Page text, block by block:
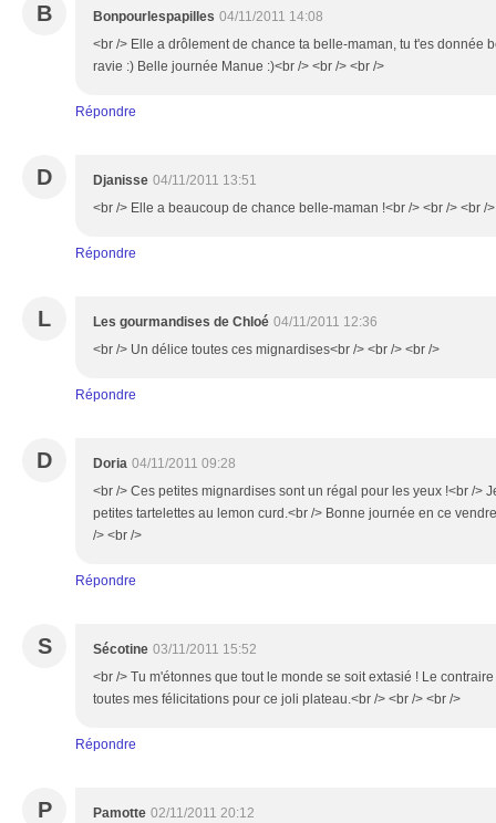
B Bonpourlespapilles 04/11/2011 14:08
<br /> Elle a drôlement de chance ta belle-maman, tu t'es donnée
ravie :) Belle journée Manue :)<br /> <br /> <br />
Répondre
D Djanisse 04/11/2011 13:51
<br /> Elle a beaucoup de chance belle-maman !<br /> <br /> <br />
Répondre
L Les gourmandises de Chloé 04/11/2011 12:36
<br /> Un délice toutes ces mignardises<br /> <br /> <br />
Répondre
D Doria 04/11/2011 09:28
<br /> Ces petites mignardises sont un régal pour les yeux !<br />
petites tartelettes au lemon curd.<br /> Bonne journée en ce
/> <br />
Répondre
S Sécotine 03/11/2011 15:52
<br /> Tu m'étonnes que tout le monde se soit extasié ! Le
toutes mes félicitations pour ce joli plateau.<br /> <br /> <br />
Répondre
P Pamotte 02/11/2011 20:12